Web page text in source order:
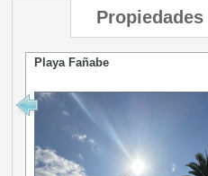
Playa Fañabe